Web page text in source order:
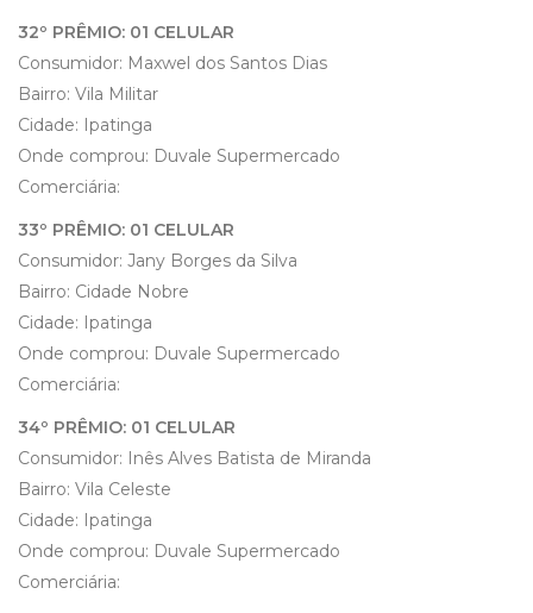
32º PRÊMIO: 01 CELULAR
Consumidor: Maxwel dos Santos Dias
Bairro: Vila Militar
Cidade: Ipatinga
Onde comprou: Duvale Supermercado
Comerciária:
33º PRÊMIO: 01 CELULAR
Consumidor: Jany Borges da Silva
Bairro: Cidade Nobre
Cidade: Ipatinga
Onde comprou: Duvale Supermercado
Comerciária:
34º PRÊMIO: 01 CELULAR
Consumidor: Inês Alves Batista de Miranda
Bairro: Vila Celeste
Cidade: Ipatinga
Onde comprou: Duvale Supermercado
Comerciária: